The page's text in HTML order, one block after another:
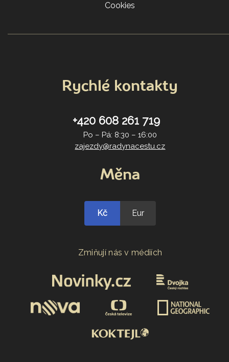
Cookies
Rychlé kontakty
+420 608 261 719
Po – Pá: 8:30 – 16:00
zajezdy@radynacestu.cz
Měna
Kč Eur
Zmiňují nás v médiích